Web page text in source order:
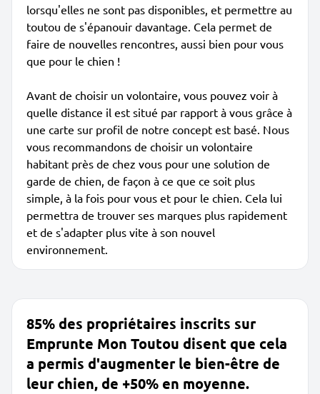
lorsqu'elles ne sont pas disponibles, et permettre au
toutou de s'épanouir davantage. Cela permet de
faire de nouvelles rencontres, aussi bien pour vous
que pour le chien !
Avant de choisir un volontaire, vous pouvez voir à
quelle distance il est situé par rapport à vous grâce à
une carte sur profil de notre concept est basé. Nous
vous recommandons de choisir un volontaire
habitant près de chez vous pour une solution de
garde de chien, de façon à ce que ce soit plus
simple, à la fois pour vous et pour le chien. Cela lui
permettra de trouver ses marques plus rapidement
et de s'adapter plus vite à son nouvel
environnement.
85% des propriétaires inscrits sur
Emprunte Mon Toutou disent que cela
a permis d'augmenter le bien-être de
leur chien, de +50% en moyenne.